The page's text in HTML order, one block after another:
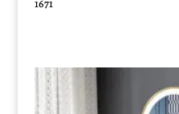
1671
Rp18.000.000.
adalah:
Rp12.000.000.